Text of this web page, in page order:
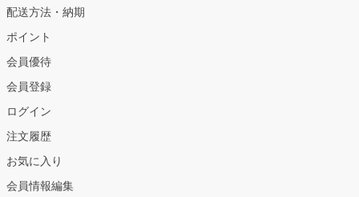
配送方法・納期
ポイント
会員優待
会員登録
ログイン
注文履歴
お気に入り
会員情報編集